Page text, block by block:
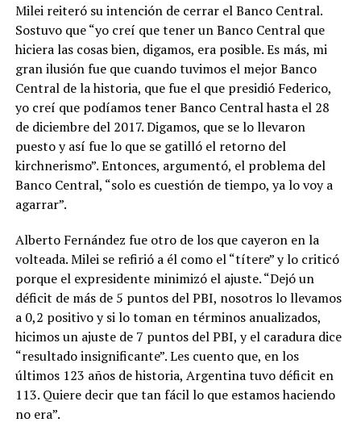
Milei reiteró su intención de cerrar el Banco Central.
Sostuvo que “yo creí que tener un Banco Central que
hiciera las cosas bien, digamos, era posible. Es más, mi
gran ilusión fue que cuando tuvimos el mejor Banco
Central de la historia, que fue el que presidió Federico,
yo creí que podíamos tener Banco Central hasta el 28
de diciembre del 2017. Digamos, que se lo llevaron
puesto y así fue lo que se gatilló el retorno del
kirchnerismo”. Entonces, argumentó, el problema del
Banco Central, “solo es cuestión de tiempo, ya lo voy a
agarrar”.
Alberto Fernández fue otro de los que cayeron en la
volteada. Milei se refirió a él como el “títere” y lo criticó
porque el expresidente minimizó el ajuste. “Dejó un
déficit de más de 5 puntos del PBI, nosotros lo llevamos
a 0,2 positivo y si lo toman en términos anualizados,
hicimos un ajuste de 7 puntos del PBI, y el caradura dice
“resultado insignificante”. Les cuento que, en los
últimos 123 años de historia, Argentina tuvo déficit en
113. Quiere decir que tan fácil lo que estamos haciendo
no era”.